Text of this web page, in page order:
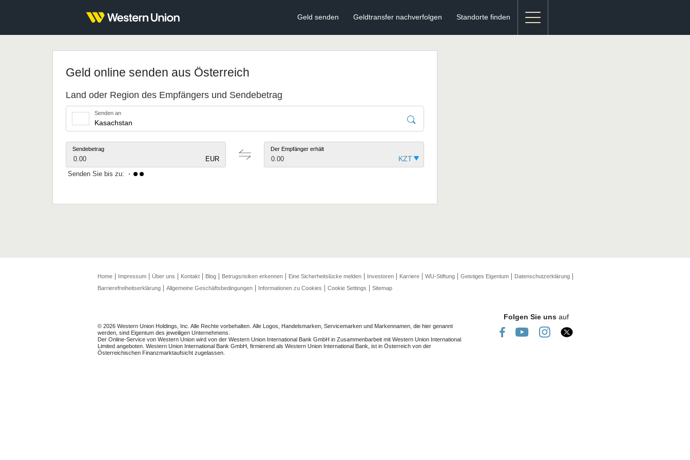
Geld senden Geldtransfer nachverfolgen Standorte finden
Geld online senden aus Österreich
Land oder Region des Empfängers und Sendebetrag
Senden an
Sendebetrag
EUR
0.00
Der Empfänger erhält
0.00
Senden Sie bis zu:
Home Impressum Über uns Kontakt Blog Betrugsrisiken erkennen Eine Sicherheitslücke melden Investoren Karriere WU-Stiftung Geistiges Eigentum
Datenschutzerklärung
Barrierefreiheitserklärung
Allgemeine Geschäftsbedingungen Informationen zu Cookies Cookie Settings Sitemap
© 2026 Western Union Holdings, Inc. Alle Rechte vorbehalten. Alle Logos, Handelsmarken, Servicemarken und Markennamen, die hier genannt
werden, sind Eigentum des jeweiligen Unternehmens.
Der Online-Service von Western Union wird von der Western Union International Bank GmbH in Zusammenbarbeit mit Western Union International
Limited angeboten. Western Union International Bank GmbH, firmierend als Western Union International Bank, ist in Österreich von der
Österreichischen Finanzmarktaufsicht zugelassen.
Folgen Sie uns auf